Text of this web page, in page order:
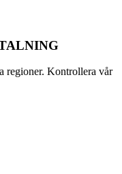
regioner. Kontrollera vår